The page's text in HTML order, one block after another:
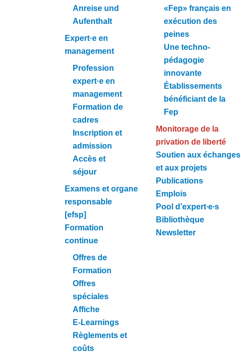
Anreise und
Aufenthalt
Expert·e en
management
Profession
expert·e en
management
Formation de
cadres
Inscription et
admission
Accès et
séjour
Examens et organe
responsable
[efsp]
Formation
continue
Offres de
Formation
Offres
spéciales
Affiche
E-Learnings
Règlements et
coûts
«Fep» français en
exécution des
peines
Une techno-
pédagogie
innovante
Établissements
bénéficiant de la
Fep
Monitorage de la
privation de liberté
Soutien aux échanges
et aux projets
Publications
Emplois
Pool d’expert∙e∙s
Bibliothèque
Newsletter